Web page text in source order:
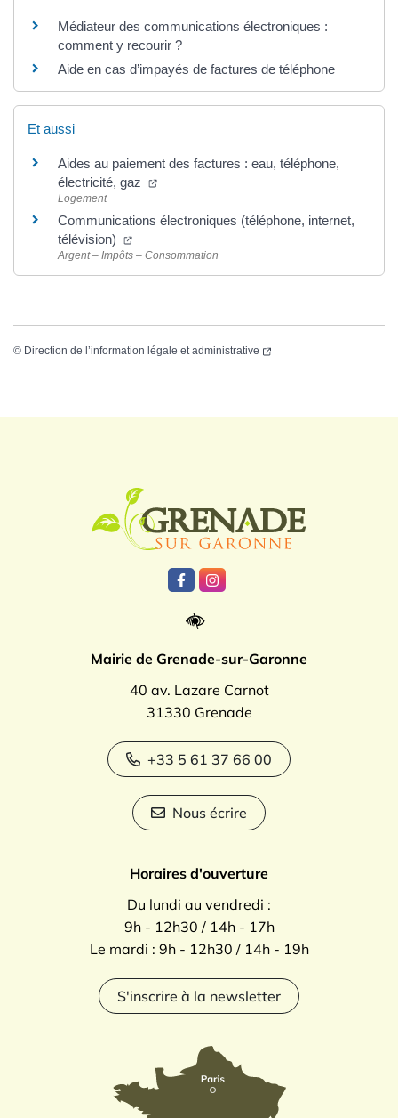
Médiateur des communications électroniques :
comment y recourir ?
Aide en cas d’impayés de factures de téléphone
Et aussi
Aides au paiement des factures : eau, téléphone,
électricité, gaz
Logement
Communications électroniques (téléphone, internet,
télévision)
Argent – Impôts – Consommation
© Direction de l’information légale et administrative
Lien vers le compte Facebook
Lien vers le compte
Mairie de Grenade-sur-Garonne
40 av. Lazare Carnot
31330 Grenade
+33 5 61 37 66 00
Nous écrire
Horaires d'ouverture
Du lundi au vendredi :
9h - 12h30 / 14h - 17h
Le mardi : 9h - 12h30 / 14h - 19h
S'inscrire à la newsletter